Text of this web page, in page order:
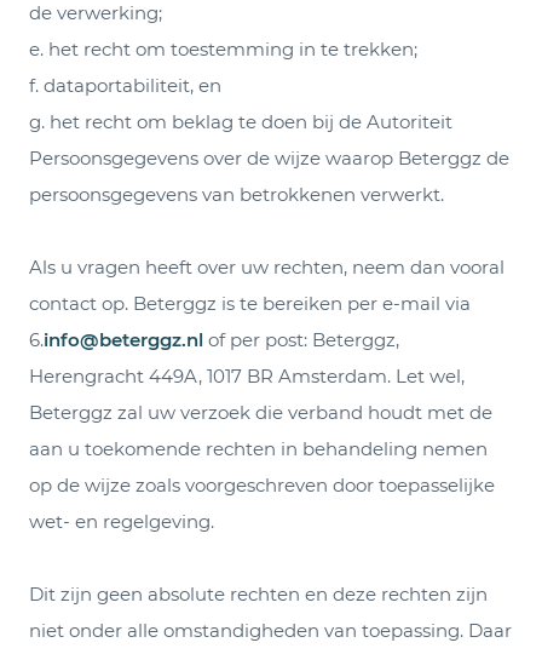
de verwerking;
e. het recht om toestemming in te trekken;
f. dataportabiliteit, en
g. het recht om beklag te doen bij de Autoriteit
Persoonsgegevens over de wijze waarop Beterggz de
persoonsgegevens van betrokkenen verwerkt.
Als u vragen heeft over uw rechten, neem dan vooral
contact op. Beterggz is te bereiken per e-mail via
6.info@beterggz.nl of per post: Beterggz,
Herengracht 449A, 1017 BR Amsterdam. Let wel,
Beterggz zal uw verzoek die verband houdt met de
aan u toekomende rechten in behandeling nemen
op de wijze zoals voorgeschreven door toepasselijke
wet- en regelgeving.
Dit zijn geen absolute rechten en deze rechten zijn
niet onder alle omstandigheden van toepassing. Daar